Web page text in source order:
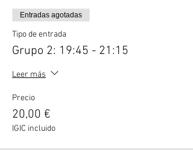
Entradas agotadas
Tipo de entrada
Grupo 2: 19:45 - 21:15
Leer más
Precio
20,00 €
IGIC incluido